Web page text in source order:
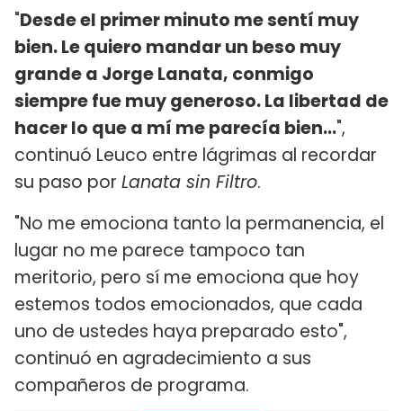
"Desde el primer minuto me sentí muy
bien. Le quiero mandar un beso muy
grande a Jorge Lanata, conmigo
siempre fue muy generoso. La libertad de
hacer lo que a mí me parecía bien...",
continuó Leuco entre lágrimas al recordar
su paso por Lanata sin Filtro.
"No me emociona tanto la permanencia, el
lugar no me parece tampoco tan
meritorio, pero sí me emociona que hoy
estemos todos emocionados, que cada
uno de ustedes haya preparado esto",
continuó en agradecimiento a sus
compañeros de programa.